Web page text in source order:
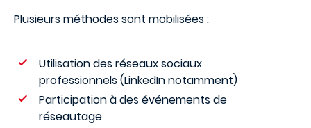
Plusieurs méthodes sont mobilisées :
Utilisation des réseaux sociaux
professionnels (LinkedIn notamment)
Participation à des événements de
réseautage